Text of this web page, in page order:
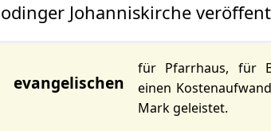
Johanniskirche
für Pfarrhaus, für
einen
Mark geleistet.